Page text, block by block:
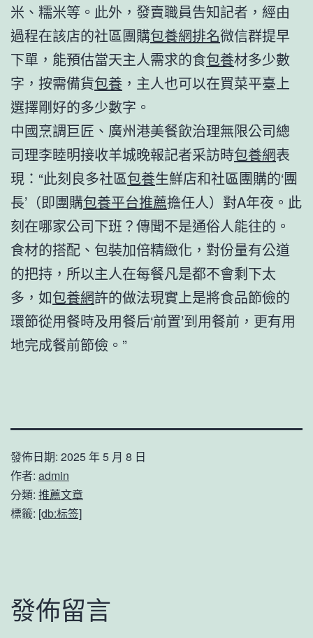
米、糯米等。此外，發賣職員告知記者，經由
過程在該店的社區團購包養網排名微信群提早
下單，能預估當天主人需求的食包養材多少數
字，按需備貨包養 ，主人也可以在買菜平臺上
選擇剛好的多少數字。
中國烹調巨匠、廣州港美餐飲治理無限公司總
司理李睦明接收羊城晚報記者采訪時包養網表
現：“此刻良多社區包養生鮮店和社區團購的‘團
長’（即團購包養平台推薦擔任人）對A年夜。此
刻在哪家公司下班？傳聞不是通俗人能往的。
食材的搭配、包裝加倍精緻化，對份量有公道
的把持，所以主人在每餐凡是都不會剩下太
多，如包養網許的做法現實上是將食品節儉的
環節從用餐時及用餐后‘前置’到用餐前，更有用
地完成餐前節儉。”
發佈日期: 2025 年 5 月 8 日
作者: admin
分類: 推薦文章
標籤: [db:标签]
發佈留言